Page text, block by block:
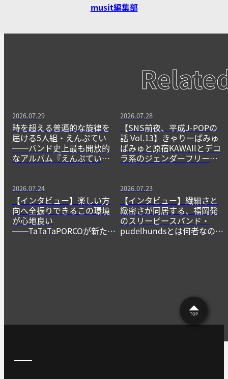
musit編集部
2026.07.29
時を超える普遍的な旋律を
届ける5人組・えんぷてい
──バンド史上最も開放的
なアルバム『えんぷてい』
2026.07.28
【SNS前夜、平成J-POPの
話 Vol.13】きゃりーぱみゅ
ぱみゅと原宿KAWAIIとデコ
ラ系のジェンダーフリーな
2026.07.24
【インタビュー】楽しい方
向へ全振りできるこの環境
が心地良い
──TaTaTaPORCOが新たに
2026.07.23
【インタビュー】繊細さと
緻密さが同居する、福岡発
のスリーピースバンド・
pudelhundsとは何者なの
TOP